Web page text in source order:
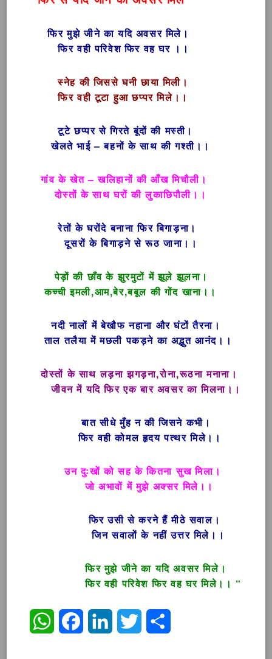
फिर मुझे जीने का यदि अवसर मिले।
फिर वही परिवेश फिर वह घर ।।
स्नेह की जिससे घनी छाया मिली।
फिर वही टूटा हुआ छप्पर मिले।।
टूटे छप्पर से गिरते बूंदों की मस्ती।
खेलते भाई – बहनों के साथ की गश्ती।।
गांव के खेत – खलिहानों की आँख मिचौली।
दोस्तों के साथ घरों की लुकाछिपौली।।
रेतों के घरोंदे बनाना फिर बिगाड़ना।
दूसरों के बिगाड़ने से रूठ जाना।।
पेड़ों की छाँव के झुरमुटों में झूले झूलना।
कच्ची इमली,आम,बेर,बबूल की गोंद खाना।।
नदी नालों में बेखौफ नहाना और घंटों तैरना।
ताल तलैया में मछली पकड़ने का अद्भुत आनंद।।
दोस्तों के साथ लड़ना झगड़ना,रोना,रूठना मनाना।
जीवन में यदि फिर एक बार अवसर का मिलना।।
बात सीधे मुँह न की जिसने कभी।
फिर वही कोमल हृदय पत्थर मिले।।
उन दुःखों को सह के कितना सुख मिला।
जो अभावों में मुझे अक्सर मिले।।
फिर उसी से करने हैं मीठे सवाल।
जिन सवालों के नहीं उत्तर मिले।।
फिर मुझे जीने का यदि अवसर मिले।
फिर वही परिवेश फिर वह घर मिले।। “
WhatsAppFacebookLinkedInTwitter